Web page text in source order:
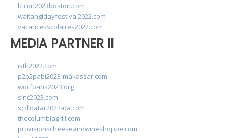
lcicon2023boston.com
waitangidayfestival2022.com
vacancesscolaires2022.com
MEDIA PARTNER II
isth2022.com
p2b2pabi2023-makassar.com
wocfparis2023.org
sinc2023.com
scdlqatar2022-qa.com
thecolumbiagrill.com
provisionscheeseandwineshoppe.com